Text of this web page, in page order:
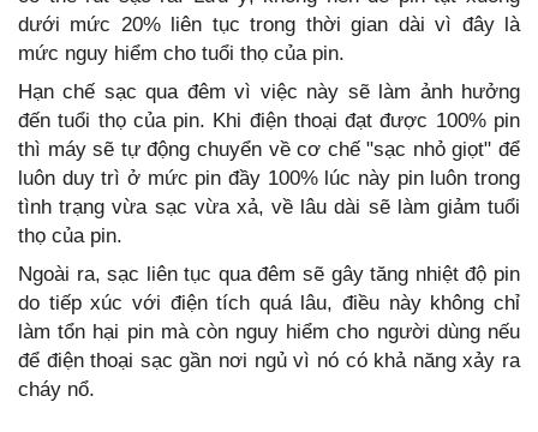
dưới mức 20% liên tục trong thời gian dài vì đây là
mức nguy hiểm cho tuổi thọ của pin.
Hạn chế sạc qua đêm vì việc này sẽ làm ảnh hưởng
đến tuổi thọ của pin. Khi điện thoại đạt được 100% pin
thì máy sẽ tự động chuyển về cơ chế "sạc nhỏ giọt" để
luôn duy trì ở mức pin đầy 100% lúc này pin luôn trong
tình trạng vừa sạc vừa xả, về lâu dài sẽ làm giảm tuổi
thọ của pin.
Ngoài ra, sạc liên tục qua đêm sẽ gây tăng nhiệt độ pin
do tiếp xúc với điện tích quá lâu, điều này không chỉ
làm tổn hại pin mà còn nguy hiểm cho người dùng nếu
để điện thoại sạc gần nơi ngủ vì nó có khả năng xảy ra
cháy nổ.